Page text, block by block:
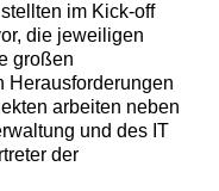
im Kick-off
die jeweiligen
großen
Herausforderungen
arbeiten neben
und des IT
der